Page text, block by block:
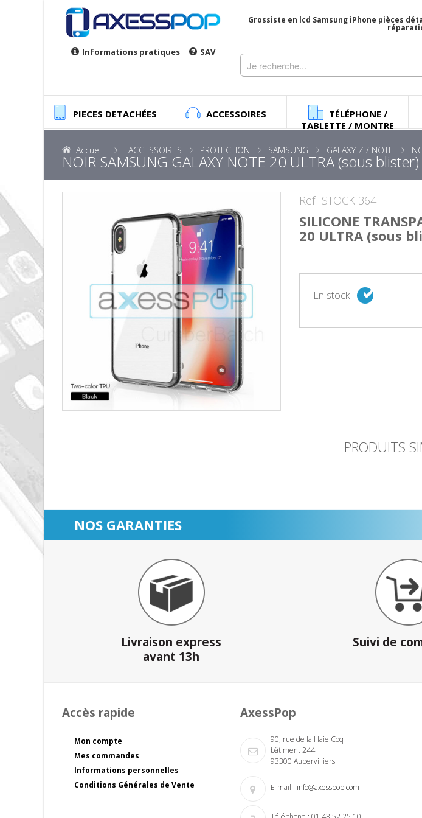
Informations pratiques SAV
Grossiste en lcd Samsung iPhone pièces
PIECES DETACHÉES ACCESSOIRES
TÉLÉPHONE /
TABLETTE / MONTRE
Accueil ACCESSOIRES PROTECTION SAMSUNG GALAXY Z / NOTE
NOIR SAMSUNG GALAXY NOTE 20 ULTRA (sous blister)
Ref. STOCK 364
SILICONE
20 ULTRA (sous
En stock
PRODUITS
NOS GARANTIES
Livraison express
avant 13h
Suivi de
Accès rapide
Mon compte
Mes commandes
Informations personnelles
Conditions Générales de Vente
AxessPop
90, rue de la Haie Coq
bâtiment 244
93300 Aubervilliers
E-mail : info@axesspop.com